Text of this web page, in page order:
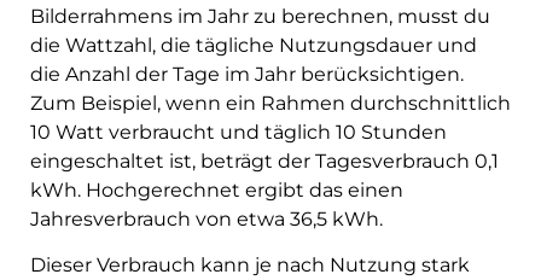
Bilderrahmens im Jahr zu berechnen, musst du
die Wattzahl, die tägliche Nutzungsdauer und
die Anzahl der Tage im Jahr berücksichtigen.
Zum Beispiel, wenn ein Rahmen durchschnittlich
10 Watt verbraucht und täglich 10 Stunden
eingeschaltet ist, beträgt der Tagesverbrauch 0,1
kWh. Hochgerechnet ergibt das einen
Jahresverbrauch von etwa 36,5 kWh.
Dieser Verbrauch kann je nach Nutzung stark